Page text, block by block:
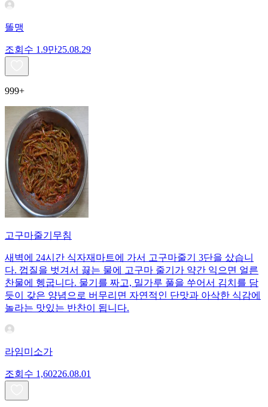
똘맹
조회수 1.9만25.08.29
999+
고구마줄기무침
새벽에 24시간 식자재마트에 가서 고구마줄기 3단을 샀습니
다. 껍질을 벗겨서 끓는 물에 고구마 줄기가 약간 익으면 얼른
찬물에 헹굽니다. 물기를 짜고, 밀가루 풀을 쑤어서 김치를 담
듯이 갖은 양념으로 버무리면 자연적인 단맛과 아삭한 식감에
놀라는 맛있는 반찬이 됩니다.
라임미소가
조회수 1,60226.08.01